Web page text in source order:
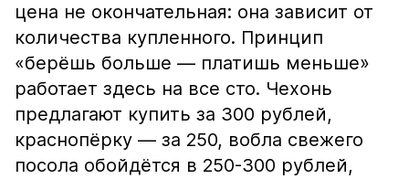
цена не окончательная: она зависит от
количества купленного. Принцип
«берёшь больше — платишь меньше»
работает здесь на все сто. Чехонь
предлагают купить за 300 рублей,
краснопёрку — за 250, вобла свежего
посола обойдётся в 250-300 рублей,